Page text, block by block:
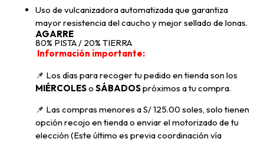
Uso de vulcanizadora automatizada que garantiza
mayor resistencia del caucho y mejor sellado de lonas.
AGARRE
80% PISTA / 20% TIERRA
Información importante:
📌 Los días para recoger tu pedido en tienda son los
MIÉRCOLESo SÁBADOSpróximos a tu compra.
📌 Las compras menores a S/ 125.00 soles, solo tienen
opción recojo en tienda o enviar el motorizado de tu
elección (Este último es previa coordinación vía